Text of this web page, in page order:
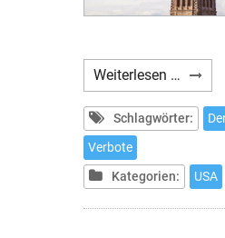
Weiterlesen … US
Schlagwörter:
Verbote
Kategorien:
USA